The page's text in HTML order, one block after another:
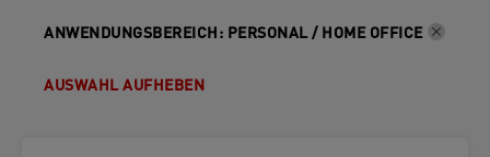
ANWENDUNGSBEREICH : PERSONAL / HOME OFFICE
AUSWAHL AUFHEBEN